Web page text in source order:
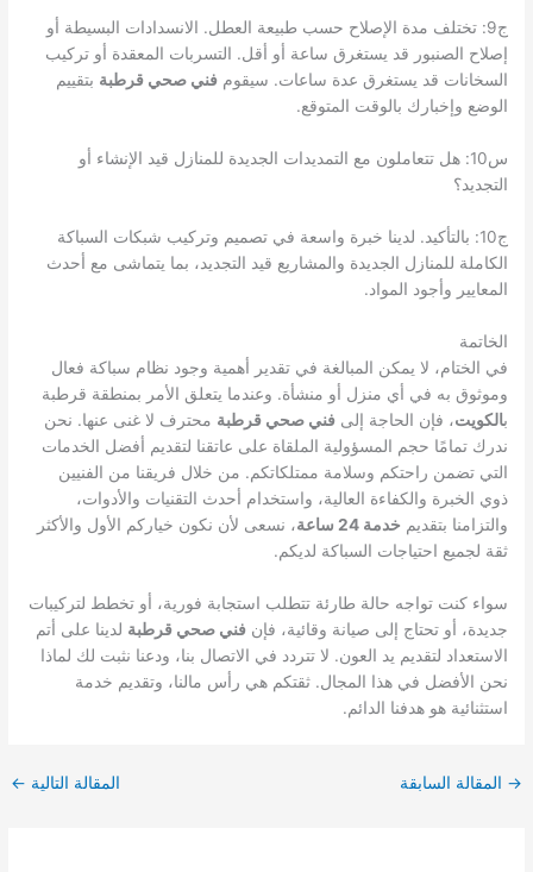
ج9: تختلف مدة الإصلاح حسب طبيعة العطل. الانسدادات البسيطة أو
إصلاح الصنبور قد يستغرق ساعة أو أقل. التسربات المعقدة أو تركيب
السخانات قد يستغرق عدة ساعات. سيقومفني صحي قرطبة بتقييم
الوضع وإخبارك بالوقت المتوقع.
س10: هل تتعاملون مع التمديدات الجديدة للمنازل قيد الإنشاء أو
التجديد؟
ج10: بالتأكيد. لدينا خبرة واسعة في تصميم وتركيب شبكات السباكة
الكاملة للمنازل الجديدة والمشاريع قيد التجديد، بما يتماشى مع أحدث
المعايير وأجود المواد.
الخاتمة
في الختام، لا يمكن المبالغة في تقدير أهمية وجود نظام سباكة فعال
وموثوق به في أي منزل أو منشأة. وعندما يتعلق الأمر بمنطقة قرطبة
بالكويت، فإن الحاجة إلىفني صحي قرطبة محترف لا غنى عنها. نحن
ندرك تمامًا حجم المسؤولية الملقاة على عاتقنا لتقديم أفضل الخدمات
التي تضمن راحتكم وسلامة ممتلكاتكم. من خلال فريقنا من الفنيين
ذوي الخبرة والكفاءة العالية، واستخدام أحدث التقنيات والأدوات،
والتزامنا بتقديم خدمة 24 ساعة
، نسعى لأن نكون خياركم الأول والأكثر
ثقة لجميع احتياجات السباكة لديكم.
سواء كنت تواجه حالة طارئة تتطلب استجابة فورية، أو تخطط لتركيبات
جديدة، أو تحتاج إلى صيانة وقائية، فإنفني صحي قرطبة لدينا على أتم
الاستعداد لتقديم يد العون. لا تتردد في الاتصال بنا، ودعنا نثبت لك لماذا
نحن الأفضل في هذا المجال. ثقتكم هي رأس مالنا، وتقديم خدمة
استثنائية هو هدفنا الدائم.
→ المقالة السابقة المقالة التالية ←